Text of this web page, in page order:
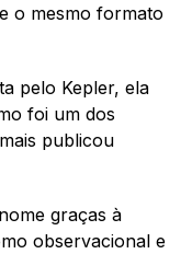
o mesmo formato
pelo Kepler, ela
foi um dos
publicou
graças à
observacional e